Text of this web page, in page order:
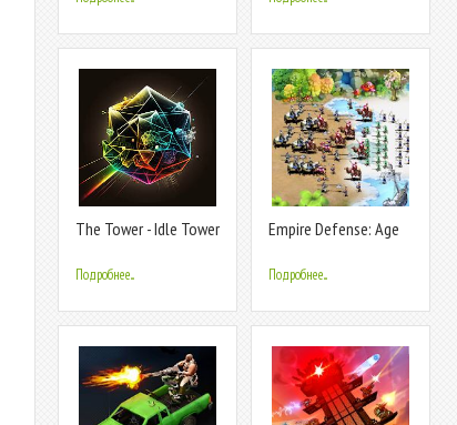
The Tower - Idle Tower
Подробнее...
Empire Defense: Age
Defense
Подробнее...